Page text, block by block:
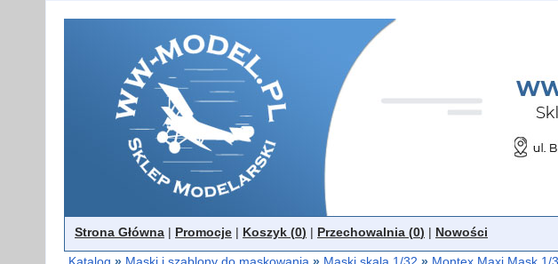
Strona Główna | Promocje | Koszyk (0) | Przechowalnia (0) | Nowości